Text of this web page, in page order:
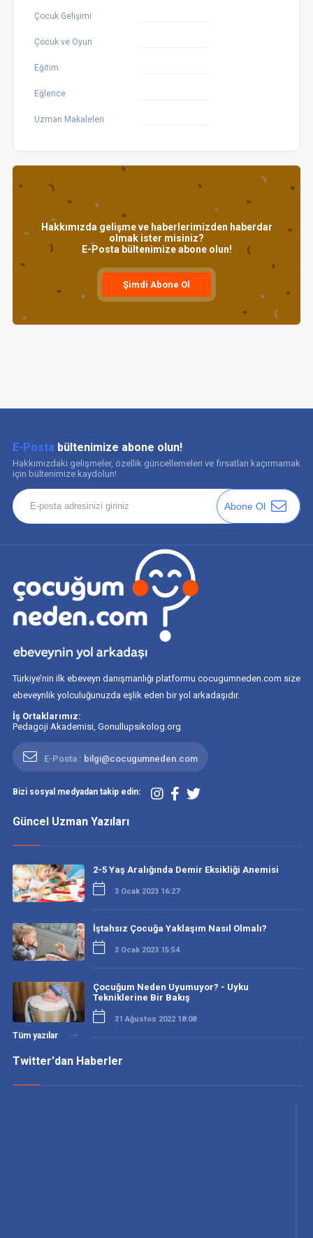
Çocuk Gelişimi
Çocuk ve Oyun
Eğitim
Eğlence
Uzman Makaleleri
Hakkımızda gelişme ve haberlerimizden haberdar
olmak ister misiniz?
E-Posta bültenimize abone olun!
Şimdi Abone Ol
E-Posta bültenimize abone olun!
Hakkımızdaki gelişmeler, özellik güncellemeleri ve fırsatları kaçırmamak
için bültenimize kaydolun!
Abone Ol
Türkiye’nin ilk ebeveyn danışmanlığı platformu cocugumneden.com size
ebeveynlik yolculuğunuzda eşlik eden bir yol arkadaşıdır.
İş Ortaklarımız:
Pedagoji Akademisi, Gonullupsikolog.org
E-Posta : bilgi@cocugumneden.com
Bizi sosyal medyadan takip edin:
Güncel Uzman Yazıları
2-5 Yaş Aralığında Demir Eksikliği Anemisi
3 Ocak 2023 16:27
İştahsız Çocuğa Yaklaşım Nasıl Olmalı?
3 Ocak 2023 15:54
Çocuğum Neden Uyumuyor? - Uyku
Tekniklerine Bir Bakış
31 Ağustos 2022 18:08
Tüm yazılar
Twitter'dan Haberler